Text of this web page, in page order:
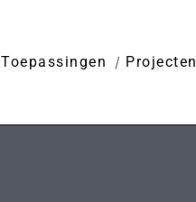
Toepassingen Projecten